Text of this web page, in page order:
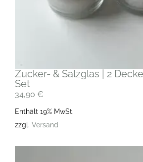
Zucker- & Salzglas | 2
Set
34,90 €
Enthält 19% MwSt.
zzgl. Versand